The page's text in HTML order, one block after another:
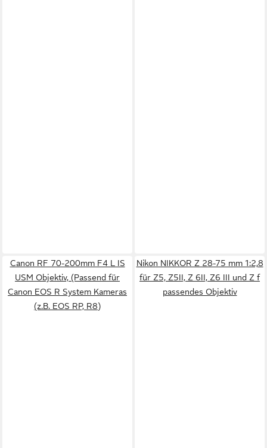
Canon RF 70-200mm F4 L IS
USM Objektiv, (Passend für
Canon EOS R System Kameras
(z.B. EOS RP, R8)
Nikon NIKKOR Z 28-75 mm 1:2,8
für Z5, Z5II, Z 6II, Z6 III und Z f
passendes Objektiv